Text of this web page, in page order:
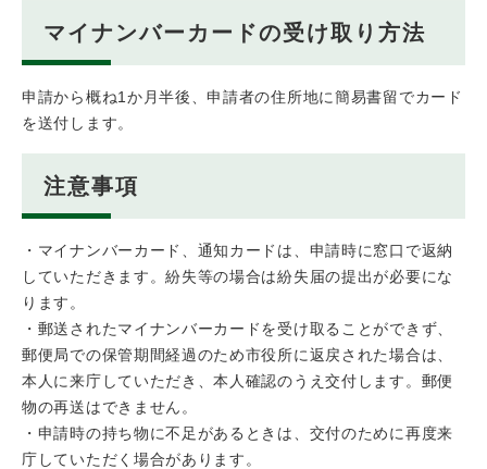
マイナンバーカードの受け取り方法
申請から概ね1か月半後、申請者の住所地に簡易書留でカード
を送付します。
注意事項
・マイナンバーカード、通知カードは、申請時に窓口で返納
していただきます。紛失等の場合は紛失届の提出が必要にな
ります。
・郵送されたマイナンバーカードを受け取ることができず、
郵便局での保管期間経過のため市役所に返戻された場合は、
本人に来庁していただき、本人確認のうえ交付します。郵便
物の再送はできません。
・申請時の持ち物に不足があるときは、交付のために再度来
庁していただく場合があります。